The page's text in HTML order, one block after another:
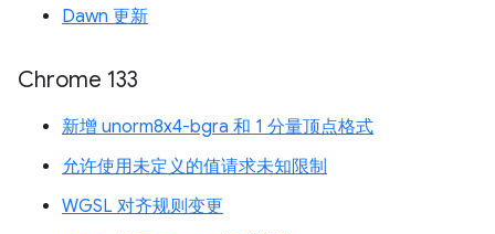
Dawn 更新
Chrome 133
新增 unorm8x4-bgra 和 1 分量顶点格式
允许使用未定义的值请求未知限制
WGSL 对齐规则变更